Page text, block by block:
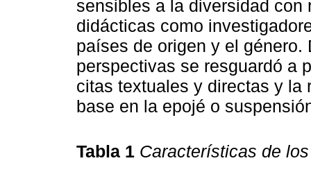
sensibles a la diversidad
didácticas como
países de origen y el
perspectivas se resguardó a
citas textuales y directas y la
base en la epojé o
Tabla 1 Características de